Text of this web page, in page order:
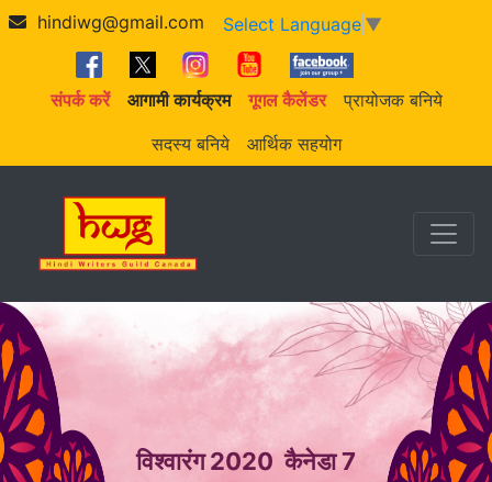
hindiwg@gmail.com Select Language ▼
संपर्क करें आगामी कार्यक्रम गूगल कैलेंडर
प्रायोजक बनिये
सदस्य बनिये
आर्थिक सहयोग
विश्वारंग 2020 कैनेडा 7